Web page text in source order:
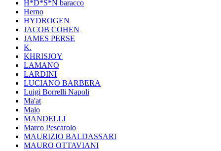
H*D*S*N baracco
Herno
HYDROGEN
JACOB COHEN
JAMES PERSE
K.
KHRISJOY
LAMANO
LARDINI
LUCIANO BARBERA
Luigi Borrelli Napoli
Ma'at
Malo
MANDELLI
Marco Pescarolo
MAURIZIO BALDASSARI
MAURO OTTAVIANI